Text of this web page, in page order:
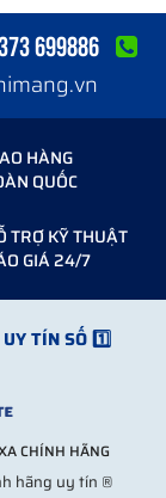
699886
HÀNG
QUỐC
TRỢ KỸ THUẬT
GIÁ 24/7
TÍN SỐ 1️⃣
CHÍNH HÃNG
hãng uy tín ®